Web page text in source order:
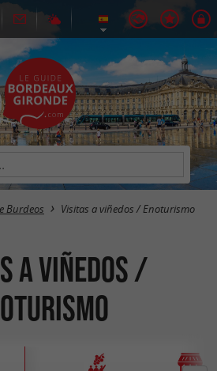
Burdeos Visitas a viñedos / Enoturismo
a viñedos /